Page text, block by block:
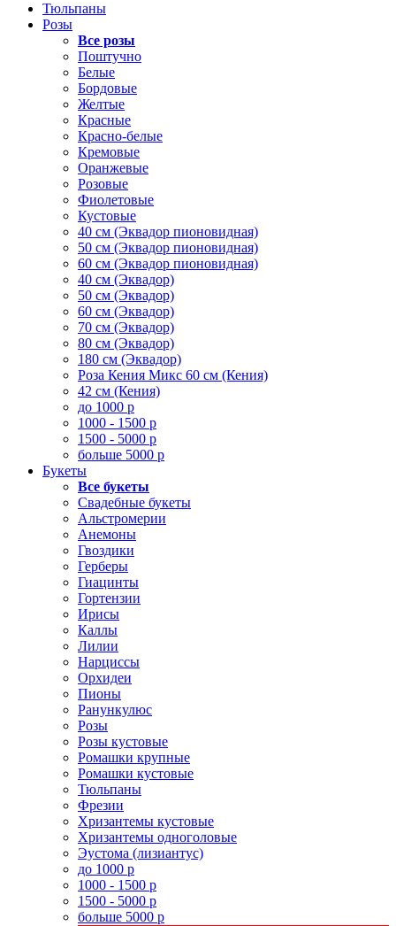
Тюльпаны
Розы
Все розы
Поштучно
Белые
Бордовые
Желтые
Красные
Красно-белые
Кремовые
Оранжевые
Розовые
Фиолетовые
Кустовые
40 см (Эквадор пионовидная)
50 см (Эквадор пионовидная)
60 см (Эквадор пионовидная)
40 см (Эквадор)
50 см (Эквадор)
60 см (Эквадор)
70 см (Эквадор)
80 см (Эквадор)
180 см (Эквадор)
Роза Кения Микс 60 см (Кения)
42 см (Кения)
до 1000 р
1000 - 1500 р
1500 - 5000 р
больше 5000 р
Букеты
Все букеты
Свадебные букеты
Альстромерии
Анемоны
Гвоздики
Герберы
Гиацинты
Гортензии
Ирисы
Каллы
Лилии
Нарциссы
Орхидеи
Пионы
Ранункулюс
Розы
Розы кустовые
Ромашки крупные
Ромашки кустовые
Тюльпаны
Фрезии
Хризантемы кустовые
Хризантемы одноголовые
Эустома (лизиантус)
до 1000 р
1000 - 1500 р
1500 - 5000 р
больше 5000 р